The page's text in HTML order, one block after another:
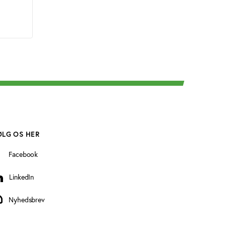
OS HER
Facebook
LinkedIn
Nyhedsbrev